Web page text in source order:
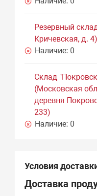
Резервный
Кричевская, д. 4)
Наличие: 0
Склад
(Московская
деревня
233)
Наличие: 0
Условия
Доставка